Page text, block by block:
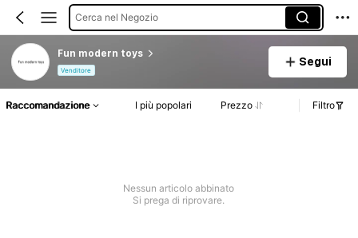
Cerca nel Negozio
Fun modern toys
Venditore
Segui
Raccomandazione I più popolari Prezzo Filtro
Nessun articolo abbinato
Si prega di riprovare.